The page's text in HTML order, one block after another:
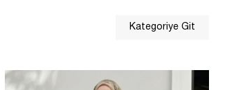
Kategoriye Git